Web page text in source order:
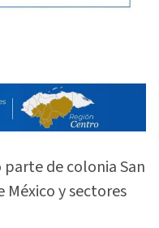
de colonia San
México y sectores